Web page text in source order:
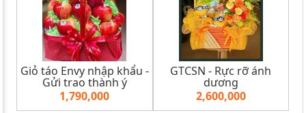
Giỏ táo Envy nhập khẩu -
Gửi trao thành ý
1,790,000
GTCSN - Rực rỡ ánh
dương
2,600,000